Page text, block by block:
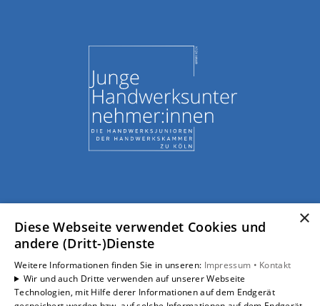
×
Diese Webseite verwendet Cookies und
andere (Dritt-)Dienste
Weitere Informationen finden Sie in unseren: Impressum • Kontakt
Wir und auch Dritte verwenden auf unserer Webseite
Technologien, mit Hilfe derer Informationen auf dem Endgerät